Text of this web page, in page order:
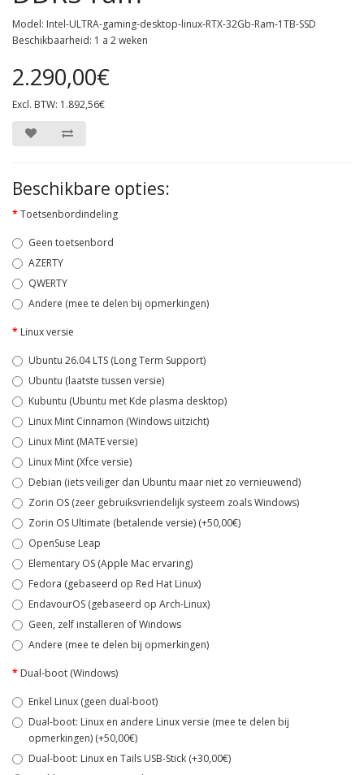
Model: Intel-ULTRA-gaming-desktop-linux-RTX-32Gb-Ram-1TB-SSD
Beschikbaarheid: 1 a 2 weken
2.290,00€
Excl. BTW: 1.892,56€
Beschikbare opties:
Toetsenbordindeling
Geen toetsenbord
AZERTY
QWERTY
Andere (mee te delen bij opmerkingen)
Linux versie
Ubuntu 26.04 LTS (Long Term Support)
Ubuntu (laatste tussen versie)
Kubuntu (Ubuntu met Kde plasma desktop)
Linux Mint Cinnamon (Windows uitzicht)
Linux Mint (MATE versie)
Linux Mint (Xfce versie)
Debian (iets veiliger dan Ubuntu maar niet zo vernieuwend)
Zorin OS (zeer gebruiksvriendelijk systeem zoals Windows)
Zorin OS Ultimate (betalende versie) (+50,00€)
OpenSuse Leap
Elementary OS (Apple Mac ervaring)
Fedora (gebaseerd op Red Hat Linux)
EndavourOS (gebaseerd op Arch-Linux)
Geen, zelf installeren of Windows
Andere (mee te delen bij opmerkingen)
Dual-boot (Windows)
Enkel Linux (geen dual-boot)
Dual-boot: Linux en andere Linux versie (mee te delen bij
opmerkingen) (+50,00€)
Dual-boot: Linux en Tails USB-Stick (+30,00€)